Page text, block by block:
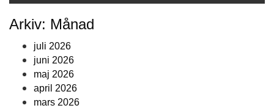
Arkiv: Månad
juli 2026
juni 2026
maj 2026
april 2026
mars 2026